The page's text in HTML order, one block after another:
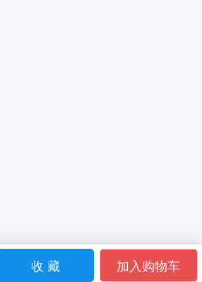
收 藏 加入购物车